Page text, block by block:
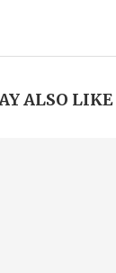
ALSO LIKE